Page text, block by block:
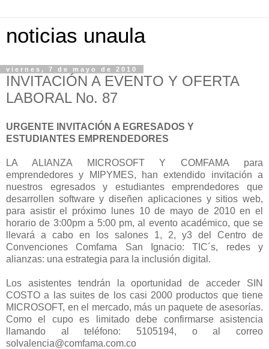
noticias unaula
viernes, 7 de mayo de 2010
INVITACIÓN A EVENTO Y OFERTA
LABORAL No. 87
URGENTE INVITACIÓN A EGRESADOS Y
ESTUDIANTES EMPRENDEDORES
LA ALIANZA MICROSOFT Y COMFAMA para
emprendedores y MIPYMES, han extendido invitación a
nuestros egresados y estudiantes emprendedores que
desarrollen software y diseñen aplicaciones y sitios web,
para asistir el próximo lunes 10 de mayo de 2010 en el
horario de 3:00pm a 5:00 pm, al evento académico, que se
llevará a cabo en los salones 1, 2, y3 del Centro de
Convenciones Comfama San Ignacio: TIC´s, redes y
alianzas: una estrategia para la inclusión digital.
Los asistentes tendrán la oportunidad de acceder SIN
COSTO a las suites de los casi 2000 productos que tiene
MICROSOFT, en el mercado, más un paquete de asesorías.
Como el cupo es limitado debe confirmarse asistencia
llamando al teléfono: 5105194, o al correo
solvalencia@comfama.com.co